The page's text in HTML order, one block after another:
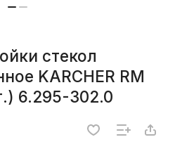
стекол
KARCHER RM
6.295-302.0